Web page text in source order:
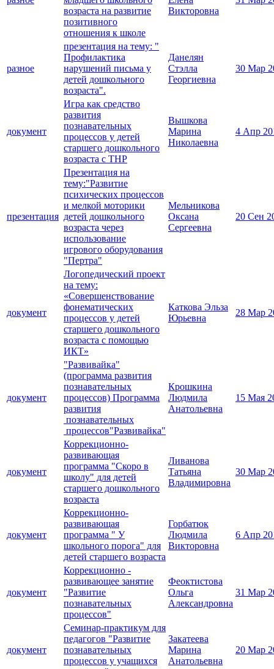
возраста на развитие
позитивного
отношения к школе
Викторовна
разное
презентация на тему: "
Профилактика
нарушений письма у
детей дошкольного
возраста".
Данелян
Стэлла
Георгиевна
30 Мар
документ
Игра как средство
развития
познавательных
процессов у детей
старшего дошкольного
возраста с ТНР
Вышкова
Марина
Николаевна
4 Апр
презентация
Презентация на
тему:"Развитие
психических процессов
и мелкой моторики
детей дошкольного
возраста через
использование
игрового оборудования
"Пертра"
Мельникова
Оксана
Сергеевна
20 Сен
документ
Логопедический проект
на тему:
«Совершенствование
фонематических
процессов у детей
старшего дошкольного
возраста с помощью
ИКТ»
Каткова Эльза
Юрьевна
28 Мар
документ
"Развивайка"
(программа развития
познавательных
процессов) Программа
развития
познавательных
процессов"Развивайка"
Крошкина
Людмила
Анатольевна
15 Мая
документ
Коррекционно-
развивающая
программа "Скоро в
школу" для детей
старшего дошкольного
возраста
Ливанова
Татьяна
Владимировна
30 Мар
документ
Коррекционно-
развивающая
программа " У
школьного порога" для
детей старшего возраста
Горбатюк
Людмила
Викторовна
6 Апр
документ
Коррекционно -
развивающее занятие
"Развитие
познавательных
процессов"
Феоктистова
Ольга
Александровна
31 Мар
документ
Семинар-практикум для
педагогов "Развитие
познавательных
процессов у учащихся
Закатеева
Марина
Анатольевна
20 Мар